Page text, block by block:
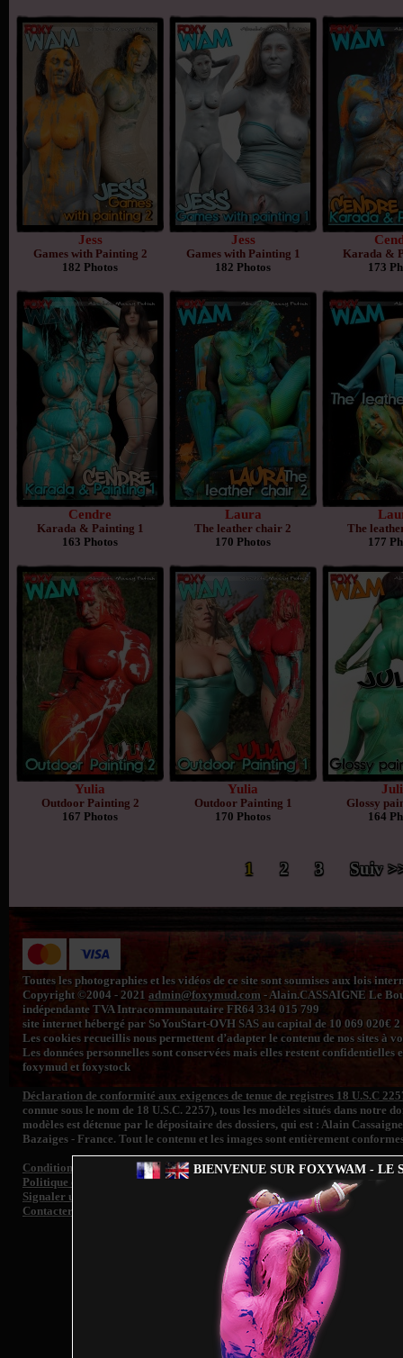
BIENVENUE SUR FOXYWAM - LE
Jess
Games with Painting 2
182 Photos
Jess
Games with Painting 1
182 Photos
Karada &
173
Cendre
Karada & Painting 1
163 Photos
Laura
The leather chair 2
170 Photos
The
177
Yulia
Outdoor Painting 2
167 Photos
Yulia
Outdoor Painting 1
170 Photos
Glossy
164
1 2 3 Suiv
Toutes les photographies et les vidéos de ce site sont soumises aux lois
Copyright ©2004 - 2021 admin@foxymud.com - Alain.CASSAIGNE Le
indépendante TVA Intracommunautaire FR64 334 015 799
site internet hébergé par SoYouStart-OVH SAS au capital de 10 069 020€
Les cookies recueillis nous permettent d’adapter le contenu de nos sites à
Les données personnelles sont conservées mais elles restent
foxymud et foxystock
Déclaration de conformité aux exigences de tenue de registres 18 U.S.C
connue sous le nom de 18 U.S.C. 2257), tous les modèles situés dans
modèles est détenue par le dépositaire des dossiers, qui est : Alain
Bazaiges - France. Tout le contenu et les images sont entièrement
Conditions générales de vente
Politique de confidentialité
Signaler un contenu illégal et/ ou retrait d'image de toute personne
Contacter le support